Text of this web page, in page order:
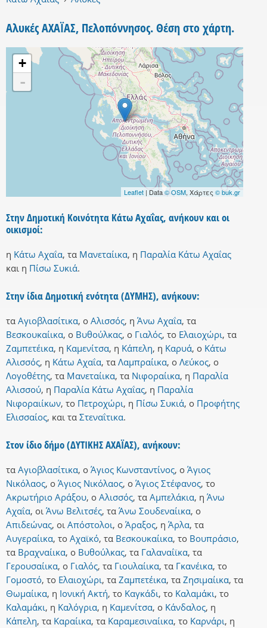
Αλυκές ΑΧΑΪΑΣ, Πελοπόννησος. Θέση στο χάρτη.
+
-
Leaflet | Data© OSM, Χάρτες © buk.gr
Στην Δημοτική Κοινότητα Κάτω Αχαΐας, ανήκουν και οι
οικισμοί:
η Κάτω Αχαΐα, τα Μανεταίικα, η Παραλία Κάτω Αχαΐας
και η Πίσω Συκιά.
Στην ίδια Δημοτική ενότητα (ΔΥΜΗΣ), ανήκουν:
τα Αγιοβλασίτικα, ο Αλισσός, η Άνω Αχαΐα, τα
Βεσκουκαίικα, ο Βυθούλκας, ο Γιαλός, το Ελαιοχώρι, τα
Ζαμπετέικα, η Καμενίτσα, η Κάπελη, η Καρυά, ο Κάτω
Αλισσός, η Κάτω Αχαΐα, τα Λαμπραίικα, ο Λεύκος, ο
Λογοθέτης, τα Μανεταίικα, τα Νιφοραίικα, η Παραλία
Αλισσού, η Παραλία Κάτω Αχαΐας, η Παραλία
Νιφοραιίκων, το Πετροχώρι, η Πίσω Συκιά, ο Προφήτης
Ελισσαίος, και τα Στεναΐτικα.
Στον ίδιο δήμο (ΔΥΤΙΚΗΣ ΑΧΑΪΑΣ), ανήκουν:
τα Αγιοβλασίτικα, ο Άγιος Κωνσταντίνος, ο Άγιος
Νικόλαος, ο Άγιος Νικόλαος, ο Άγιος Στέφανος, το
Ακρωτήριο Αράξου, ο Αλισσός, τα Αμπελάκια, η Άνω
Αχαΐα, οι Άνω Βελιτσές, τα Άνω Σουδεναίικα, ο
Απιδεώνας, οι Απόστολοι, ο Άραξος, η Άρλα, τα
Αυγεραίικα, το Αχαϊκό, τα Βεσκουκαίικα, το Βουπράσιο,
τα Βραχναίικα, ο Βυθούλκας, τα Γαλαναίϊκα, τα
Γερουσαίικα, ο Γιαλός, τα Γιουλαίικα, τα Γκανέικα, το
Γομοστό, το Ελαιοχώρι, τα Ζαμπετέικα, τα Ζησιμαίικα, τα
Θωμαίικα, η Ιονική Ακτή, το Καγκάδι, το Καλαμάκι, το
Καλαμάκι, η Καλόγρια, η Καμενίτσα, ο Κάνδαλος, η
Κάπελη, τα Καραίικα, τα Καραμεσιναίικα, το Καρνάρι, η